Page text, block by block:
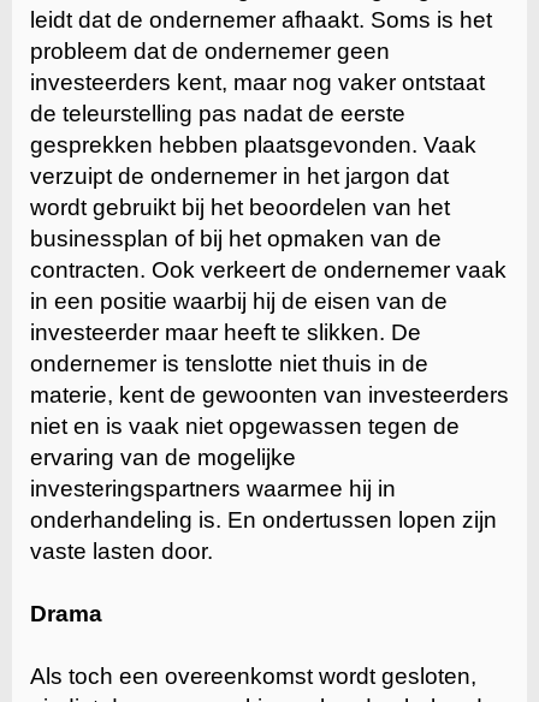
leidt dat de ondernemer afhaakt. Soms is het
probleem dat de ondernemer geen
investeerders kent, maar nog vaker ontstaat
de teleurstelling pas nadat de eerste
gesprekken hebben plaatsgevonden. Vaak
verzuipt de ondernemer in het jargon dat
wordt gebruikt bij het beoordelen van het
businessplan of bij het opmaken van de
contracten. Ook verkeert de ondernemer vaak
in een positie waarbij hij de eisen van de
investeerder maar heeft te slikken. De
ondernemer is tenslotte niet thuis in de
materie, kent de gewoonten van investeerders
niet en is vaak niet opgewassen tegen de
ervaring van de mogelijke
investeringspartners waarmee hij in
onderhandeling is. En ondertussen lopen zijn
vaste lasten door.
Drama
Als toch een overeenkomst wordt gesloten,